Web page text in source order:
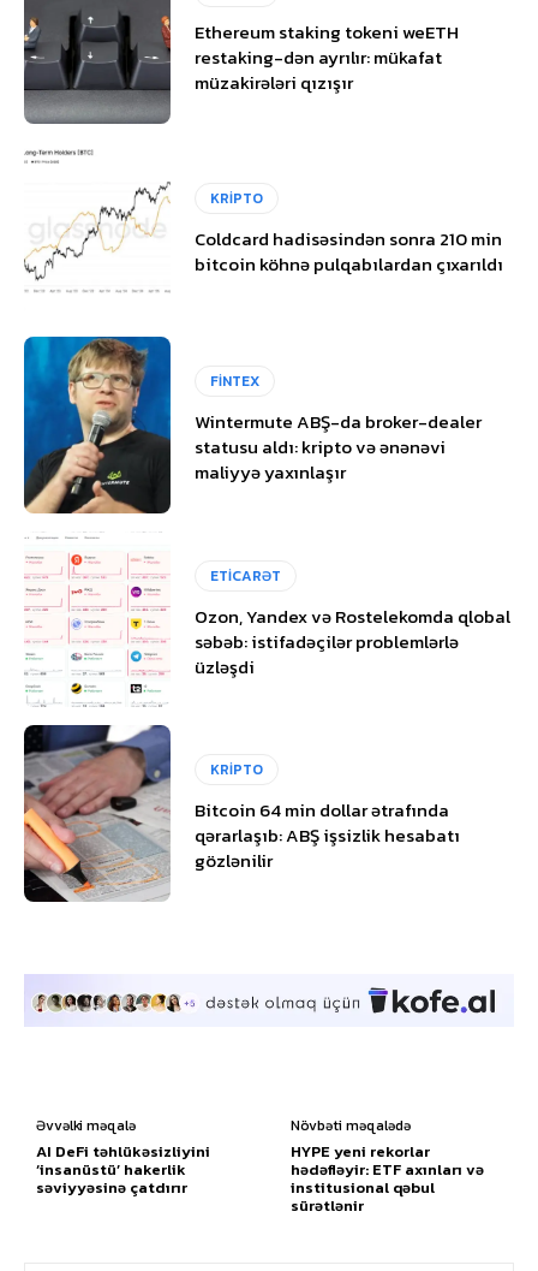
Ethereum staking tokeni weETH
restaking-dən ayrılır: mükafat
müzakirələri qızışır
KRİPTO
Coldcard hadisəsindən sonra 210 min
bitcoin köhnə pulqabılardan çıxarıldı
FİNTEX
Wintermute ABŞ-da broker-dealer
statusu aldı: kripto və ənənəvi
maliyyə yaxınlaşır
ETİCARƏT
Ozon, Yandex və Rostelekomda qlobal
səbəb: istifadəçilər problemlərlə
üzləşdi
KRİPTO
Bitcoin 64 min dollar ətrafında
qərarlaşıb: ABŞ işsizlik hesabatı
gözlənilir
Əvvəlki məqalə
AI DeFi təhlükəsizliyini
‘insanüstü’ hakerlik
səviyyəsinə çatdırır
Növbəti məqalədə
HYPE yeni rekorlar
hədəfləyir: ETF axınları və
institusional qəbul
sürətlənir